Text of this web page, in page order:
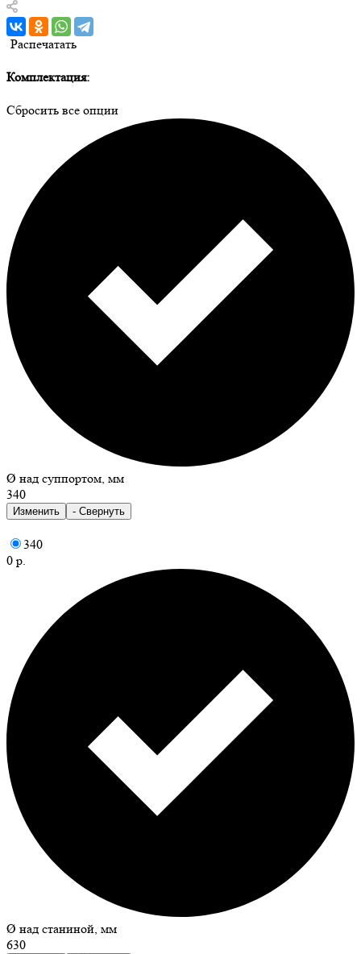
Распечатать
Комплектация:
Сбросить все опции
Ø над суппортом, мм
340
Изменить - Свернуть
340
0 р.
Ø над станиной, мм
630